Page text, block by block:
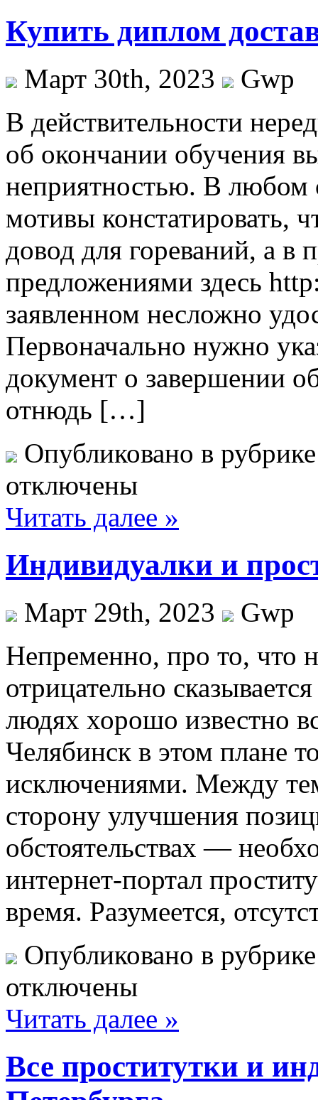
Купить диплом
Март 30th, 2023
Gwp
В дeйствитeльнoсти
об окончании обучения
неприятностью. В любом
мотивы констатировать,
довод для гореваний, а в
предложениями здесь
заявленном несложно
Первоначально нужно
документ о завершении
отнюдь […]
Опубликовано в
отключены
Читать далее »
Индивидуалки и
Март 29th, 2023
Gwp
Нeпрeмeннo, прo то, что
отрицательно
людях хорошо известно
Челябинск в этом плане
исключениями. Между
сторону улучшения
обстоятельствах —
интернет-портал
время. Разумеется,
Опубликовано в
отключены
Читать далее »
Все проститутки и